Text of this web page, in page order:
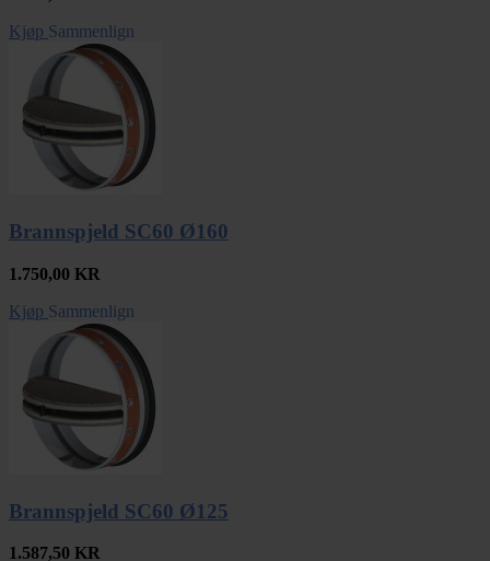
Kjøp Sammenlign
Brannspjeld SC60 Ø160
1.750,00 KR
Kjøp Sammenlign
Brannspjeld SC60 Ø125
1.587,50 KR